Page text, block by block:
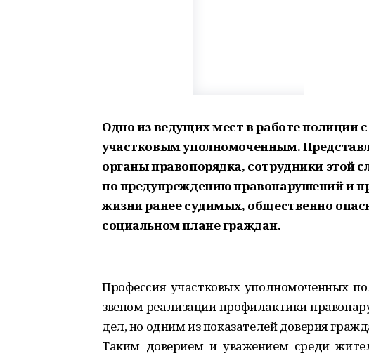
Одно из ведущих мест в работе полиции
участковым уполномоченным.
органы правопорядка, сотрудники этой
по предупреждению правонарушений и
жизни ранее судимых, общественно
социальном плане граждан.
Профессия участковых уполномоченных
звеном реализации профилактики
дел, но одним из показателей доверия
Таким доверием и уважением среди